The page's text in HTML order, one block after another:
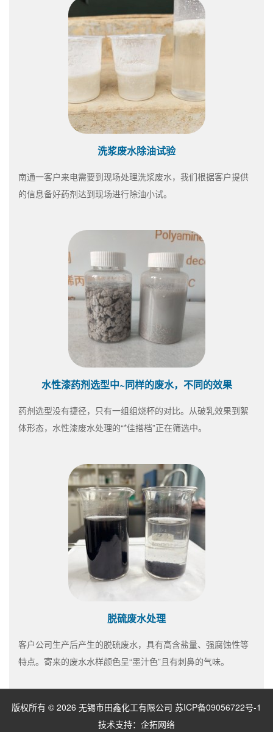
洗浆废水除油试验
南通一客户来电需要到现场处理洗浆废水，我们根据客户提供
的信息备好药剂达到现场进行除油小试。
水性漆药剂选型中~同样的废水，不同的效果
药剂选型没有捷径，只有一组组烧杯的对比。从破乳效果到絮
体形态，水性漆废水处理的“*佳搭档”正在筛选中。
脱硫废水处理
客户公司生产后产生的脱硫废水，具有高含盐量、强腐蚀性等
特点。寄来的废水水样颜色呈“墨汁色”且有刺鼻的气味。
版权所有 © 2026 无锡市田鑫化工有限公司 苏ICP备09056722号-1
技术支持： 企拓网络